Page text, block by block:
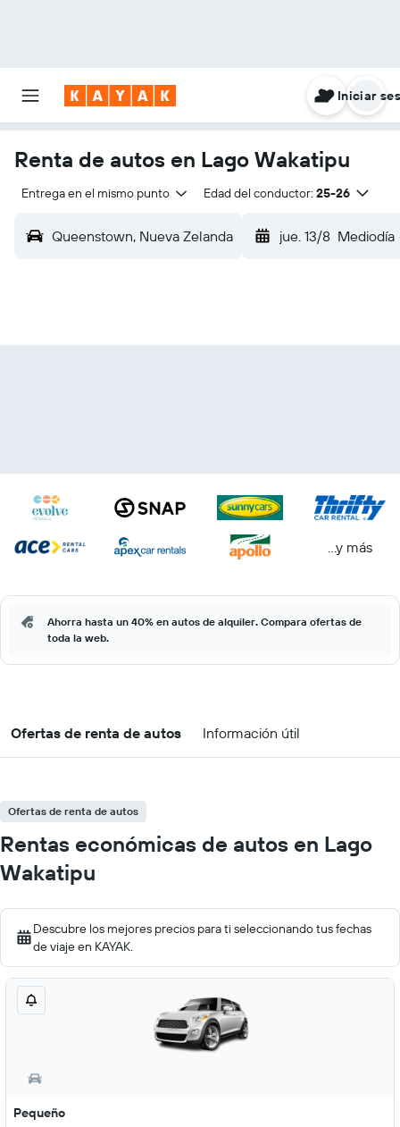
Iniciar
Renta de autos en Lago Wakatipu
Entrega en el mismo punto Edad del conductor: 25-26
Queenstown, Nueva Zelanda jue. 13/8 Mediodía
...y más
Ahorra hasta un 40% en autos de alquiler. Compara ofertas de
toda la web.
Ofertas de renta de autos Información útil
Ofertas de renta de autos
Rentas económicas de autos en Lago
Wakatipu
Descubre los mejores precios para ti seleccionando tus fechas
de viaje en KAYAK.
Pequeño